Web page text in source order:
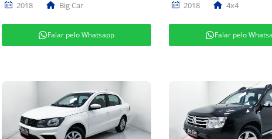
2018
Big Car
Falar pelo Whatsapp
2018
4x4
Falar pelo